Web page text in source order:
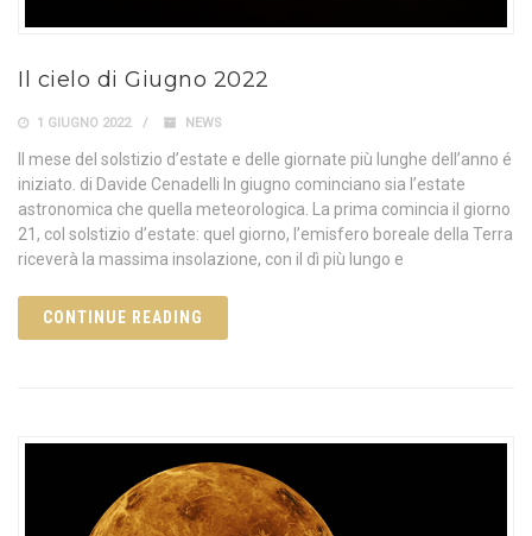
Il cielo di Giugno 2022
1 GIUGNO 2022 NEWS
Il mese del solstizio d’estate e delle giornate più lunghe dell’anno é
iniziato. di Davide Cenadelli In giugno cominciano sia l’estate
astronomica che quella meteorologica. La prima comincia il giorno
21, col solstizio d’estate: quel giorno, l’emisfero boreale della Terra
riceverà la massima insolazione, con il dì più lungo e
CONTINUE READING